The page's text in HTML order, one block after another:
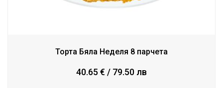
Торта Бяла Неделя 8 парчета
40.65 € / 79.50 лв